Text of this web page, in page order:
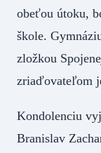
obeťou útoku,
škole.
zložkou
zriaďovateľom
Kondolenciu
Branislav